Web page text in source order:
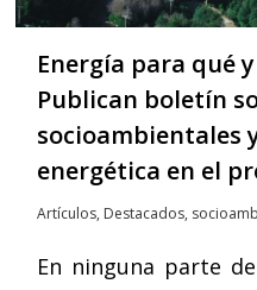
Energía para qué
Publican boletín
socioambientales
energética en el
Artículos, Destacados,
En ninguna parte